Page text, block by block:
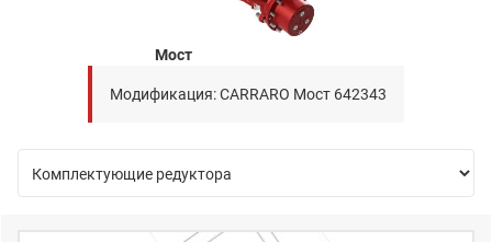
Мост
Модификация: CARRARO Мост 642343